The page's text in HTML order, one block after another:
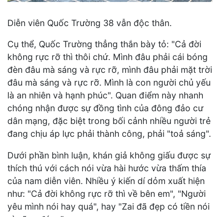
Diễn viên Quốc Trường 38 vẫn độc thân.
Cụ thể, Quốc Trường thẳng thắn bày tỏ: "Cả đời
không rực rỡ thì thôi chứ. Mình đâu phải cái bóng
đèn đâu mà sáng và rực rỡ, mình đâu phải mặt trời
đâu mà sáng và rực rỡ. Mình là con người chủ yếu
là an nhiên và hạnh phúc". Quan điểm này nhanh
chóng nhận được sự đồng tình của đông đảo cư
dân mạng, đặc biệt trong bối cảnh nhiều người trẻ
đang chịu áp lực phải thành công, phải "toả sáng".
Dưới phần bình luận, khán giả không giấu được sự
thích thú với cách nói vừa hài hước vừa thấm thía
của nam diễn viên. Nhiều ý kiến dí dỏm xuất hiện
như: "Cả đời không rực rỡ thì về bên em", "Người
yêu mình nói hay quá", hay "Zai đã đẹp có tiền nói